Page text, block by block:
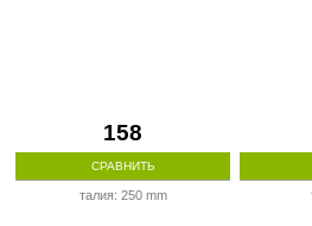
158
СРАВНИТЬ
талия: 250 mm